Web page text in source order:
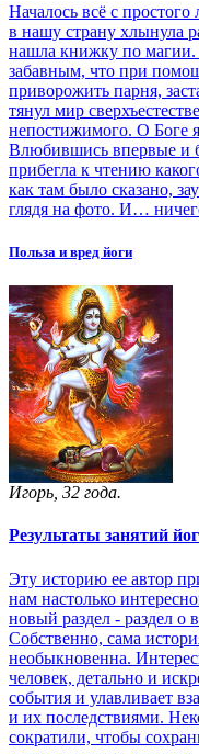
Началось всё с
в нашу страну хлынула
нашла книжку по магии.
забавным, что при
приворожить парня,
тянул мир
непостижимого. О Боге
Влюбившись впервые и
прибегла к чтению
как там было сказано,
глядя на фото. И…
Польза и вред йоги
Игорь, 32 года.
Результаты занятий
Эту историю ее автор
нам настолько
новый раздел - раздел о
Собственно, сама
необыкновенна.
человек, детально и
события и улавливает
и их последствиями.
сократили, чтобы